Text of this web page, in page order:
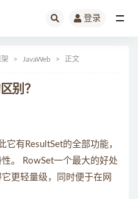
登录
架 JavaWeb 正文
别？
它有ResultSet的全部功能，
。 RowSet一个最大的好处
更轻量级，同时便于在网